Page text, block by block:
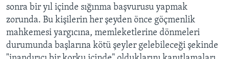
sonra bir yıl içinde sığınma başvurusu yapmak
zorunda. Bu kişilerin her şeyden önce göçmenlik
mahkemesi yargıcına, memleketlerine dönmeleri
durumunda başlarına kötü şeyler gelebileceği şekinde